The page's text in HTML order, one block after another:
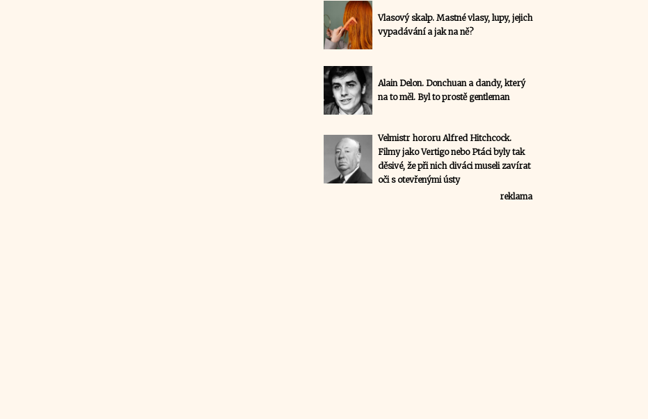
Vlasový skalp. Mastné vlasy, lupy, jejich
vypadávání a jak na ně?
Alain Delon. Donchuan a dandy, který
na to měl. Byl to prostě gentleman
Velmistr hororu Alfred Hitchcock.
Filmy jako Vertigo nebo Ptáci byly tak
děsivé, že při nich diváci museli zavírat
oči s otevřenými ústy
reklama